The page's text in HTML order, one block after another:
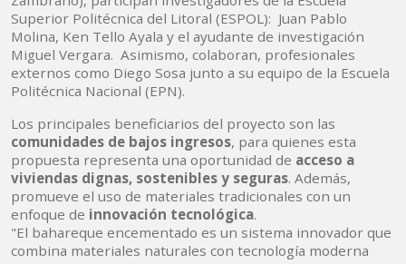
Superior Politécnica del Litoral (ESPOL): Juan Pablo
Molina, Ken Tello Ayala y el ayudante de investigación
Miguel Vergara. Asimismo, colaboran, profesionales
externos como Diego Sosa junto a su equipo de la Escuela
Politécnica Nacional (EPN).
Los principales beneficiarios del proyecto son las
comunidades de bajos ingresos, para quienes esta
propuesta representa una oportunidad de acceso a
viviendas dignas, sostenibles y seguras. Además,
promueve el uso de materiales tradicionales con un
enfoque de innovación tecnológica.
"El bahareque encementado es un sistema innovador que
combina materiales naturales con tecnología moderna